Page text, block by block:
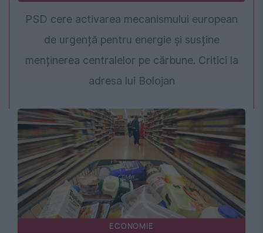
PSD cere activarea mecanismului european
de urgență pentru energie și susține
menținerea centralelor pe cărbune. Critici la
adresa lui Bolojan
ECONOMIE